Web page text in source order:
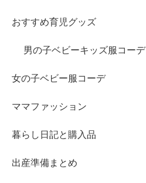
おすすめ育児グッズ
男の子ベビーキッズ服コーデ
女の子ベビー服コーデ
ママファッション
暮らし日記と購入品
出産準備まとめ